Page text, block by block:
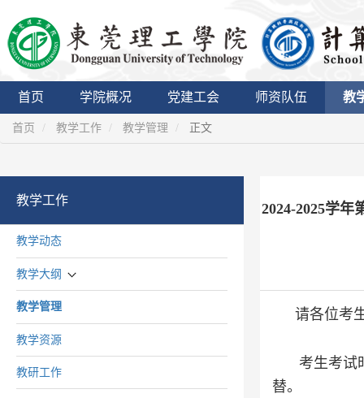
首页 学院概况 党建工会 师资队伍 教
首页 教学工作 教学管理 正文
教学工作
教学动态
教学大纲
教学管理
教学资源
教研工作
2024-2025学年
请各位考
考生考试
替。